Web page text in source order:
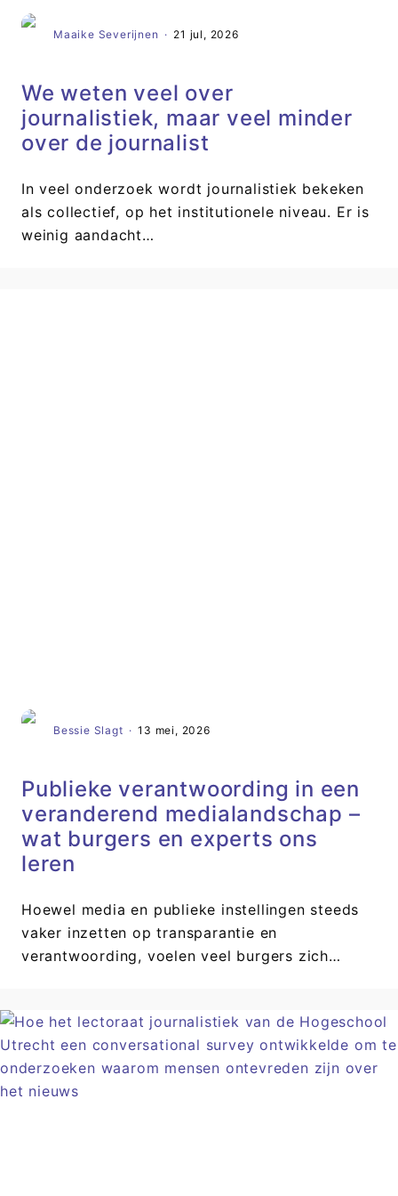
Maaike Severijnen · 21 jul, 2026
We weten veel over
journalistiek, maar veel minder
over de journalist
In veel onderzoek wordt journalistiek bekeken
als collectief, op het institutionele niveau. Er is
weinig aandacht…
Bessie Slagt · 13 mei, 2026
Publieke verantwoording in een
veranderend medialandschap –
wat burgers en experts ons
leren
Hoewel media en publieke instellingen steeds
vaker inzetten op transparantie en
verantwoording, voelen veel burgers zich…